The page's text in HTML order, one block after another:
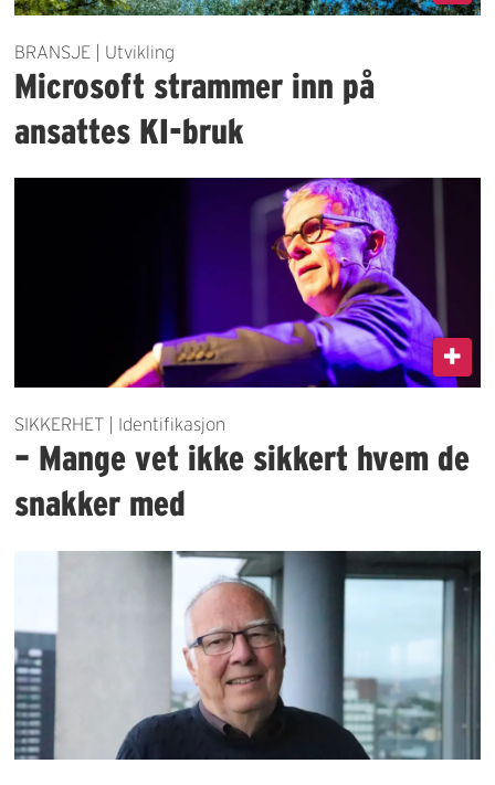
BRANSJE | Utvikling
Microsoft strammer inn på
ansattes KI-bruk
SIKKERHET | Identifikasjon
– Mange vet ikke sikkert hvem de
snakker med